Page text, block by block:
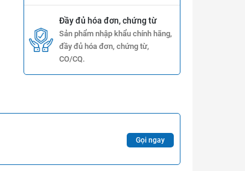
Đầy đủ hóa đơn, chứng từ
Sản phẩm nhập khẩu chính hãng,
đầy đủ hóa đơn, chứng từ,
CO/CQ.
Gọi ngay